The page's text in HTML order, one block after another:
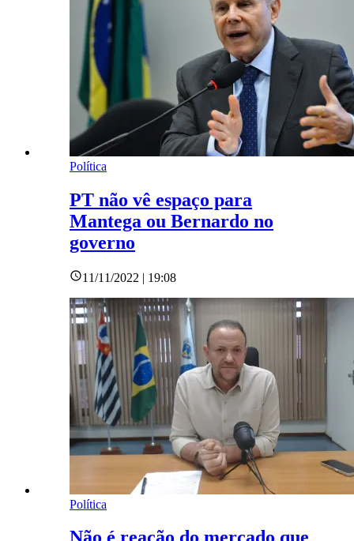
Política
PT não vê espaço para
Mantega ou Bernardo no
governo
11/11/2022 | 19:08
Política